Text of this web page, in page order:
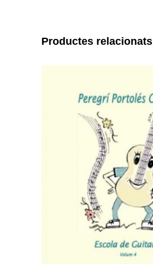
Productes relacionats